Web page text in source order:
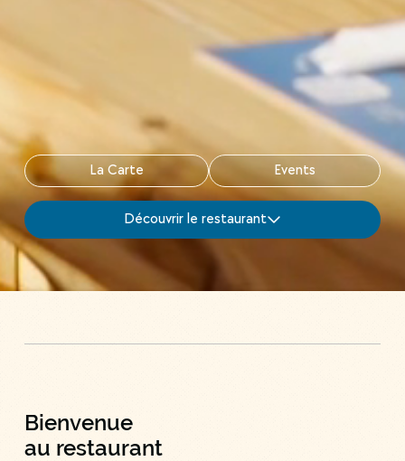
La Carte Events
Découvrir le restaurant
Bienvenue
au restaurant